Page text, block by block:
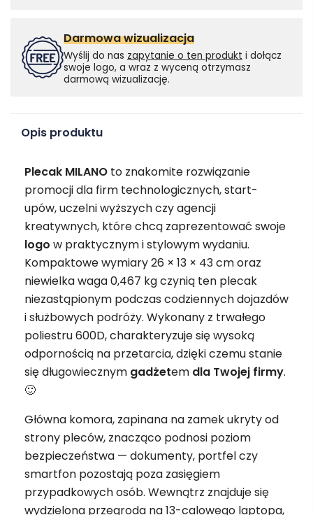
Darmowa wizualizacja
Wyślij do nas zapytanie o ten produkt i dołącz
swoje logo, a wraz z wyceną otrzymasz
darmową wizualizację.
Opis produktu
Plecak MILANO to znakomite rozwiązanie
promocji dla firm technologicznych, start-
upów, uczelni wyższych czy agencji
kreatywnych, które chcą zaprezentować swoje
logo w praktycznym i stylowym wydaniu.
Kompaktowe wymiary 26 × 13 × 43 cm oraz
niewielka waga 0,467 kg czynią ten plecak
niezastąpionym podczas codziennych dojazdów
i służbowych podróży. Wykonany z trwałego
poliestru 600D, charakteryzuje się wysoką
odpornością na przetarcia, dzięki czemu stanie
się długowiecznym gadżetem dla Twojej firmy.
🙂
Główna komora, zapinana na zamek ukryty od
strony pleców, znacząco podnosi poziom
bezpieczeństwa — dokumenty, portfel czy
smartfon pozostają poza zasięgiem
przypadkowych osób. Wewnątrz znajduje się
wydzielona przegroda na 13-calowego laptopa,